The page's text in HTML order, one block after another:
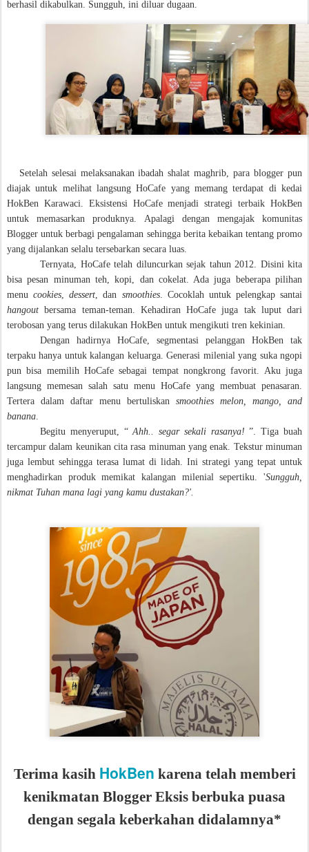
berhasil dikabulkan. Sungguh, ini diluar dugaan.
Setelah selesai melaksanakan ibadah shalat maghrib, para blogger pun
diajak untuk melihat langsung HoCafe yang memang terdapat di kedai
HokBen Karawaci. Eksistensi HoCafe menjadi strategi terbaik HokBen
untuk memasarkan produknya. Apalagi dengan mengajak komunitas
Blogger untuk berbagi pengalaman sehingga berita kebaikan tentang promo
yang dijalankan selalu tersebarkan secara luas.
Ternyata, HoCafe telah diluncurkan sejak tahun 2012.
Disini kita
bisa pesan minuman teh, kopi, dan cokelat. Ada juga beberapa pilihan
menucookies ,dessert , dan smoothies. Cocoklah untuk pelengkap santai
hangout bersama teman-teman. Kehadiran HoCafe juga tak luput dari
terobosan yang terus dilakukan HokBen untuk mengikuti tren kekinian.
Dengan hadirnya HoCafe, segmentasi pelanggan HokBen tak
terpaku hanya untuk kalangan keluarga. Generasi milenial yang suka ngopi
pun bisa memilih HoCafe sebagai tempat nongkrong favorit. Aku juga
langsung memesan salah satu menu HoCafe yang membuat penasaran.
Tertera dalam daftar menu bertuliskan smoothies melon, mango, and
banana
Begitu menyeruput, “Ahh.. segar sekali rasanya!”. Tiga buah
tercampur dalam keunikan cita rasa minuman yang enak. Tekstur minuman
juga lembut sehingga terasa lumat di lidah. Ini strategi yang tepat untuk
menghadirkan produk memikat kalangan milenial sepertiku. 'Sungguh,
nikmat Tuhan mana lagi yang kamu dustakan?'.
Terima kasih HokBen karena telah memberi
kenikmatan Blogger Eksis berbuka puasa
dengan segala keberkahan didalamnya*